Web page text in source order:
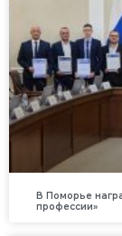
В Поморье
профессии»